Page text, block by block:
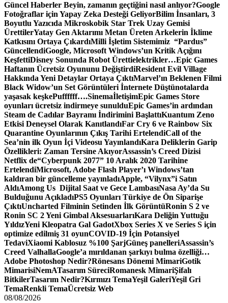
Güncel Haberler Beyin, zamanın geçtiğini nasıl anlıyor?Google
Fotoğraflar için Yapay Zeka Desteği GeliyorBilim İnsanları, 3
Boyutlu Yazıcıda Mikroskobik Star Trek Uzay Gemisi
ÜrettilerYatay Gen Aktarımı Metan Üreten Arkelerin İklime
Katkısını Ortaya ÇıkardıMilli İşletim Sistemimiz “Pardus”
GüncellendiGoogle, Microsoft Windows’un Kritik Açığını
KeşfettiDisney Sonunda Robot Ürettielektrikler…Epic Games
Haftanın Ücretsiz Oyununu DeğiştirdiResident Evil Village
Hakkında Yeni Detaylar Ortaya ÇıktıMarvel’ın Beklenen Filmi
Black Widow’un Set Görüntüleri İnternete Düştünotalarda
yaşasak keşkePuffffff….SinemaİletişimEpic Games Store
oyunları ücretsiz indirmeye sunulduEpic Games’in ardından
Steam de Cadılar Bayramı İndirimini BaşlattıKuantum Zeno
Etkisi Deneysel Olarak KanıtlandıFar Cry 6 ve Rainbow Six
Quarantine Oyunlarının Çıkış Tarihi ErtelendiCall of the
Sea’nin ilk Oyun İçi Videosu YayınlandıKara Deliklerin Garip
Özellikleri: Zaman Tersine AkıyorAssassin’s Creed Dizisi
Netflix de“Cyberpunk 2077” 10 Aralık 2020 Tarihine
ErtelendiMicrosoft, Adobe Flash Player’ı Windows’tan
kaldıran bir güncelleme yayınladıApple, “Vilynx”i Satın
AldıAmong Us Dijital Saat ve Gece LambasıNasa Ay’da Su
Bulduğunu AçıkladıPS5 Oyunları Türkiye de Ön Siparişe
ÇıktıUncharted Filminin Setinden İlk GörüntüRonin S 2 ve
Ronin SC 2 Yeni Gimbal AksesuarlarıKara Deliğin Yuttuğu
YıldızYeni Kleopatra Gal GadotXbox Series X ve Series S için
optimize edilmiş 31 oyunCOVID-19 İçin Potansiyel
TedaviXiaomi Kablosuz %100 ŞarjGüneş panelleriAssassin’s
Creed ValhallaGoogle’a mırıldanan şarkıyı bulma özelliği…
Adobe Photoshop Nedir?Rönesans Dönemi MimariGotik
MimarisiNemATasarım SüreciRomanesk MimariŞifalı
BitkilerTasarım Nedir?Kırmızı TemaYeşil GaleriYeşil Gri
TemaRenkli TemaÜcretsiz Web
08/08/2026